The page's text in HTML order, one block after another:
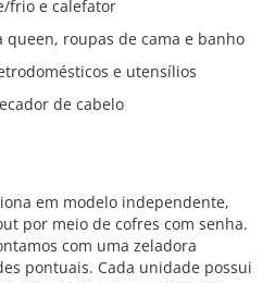
frio e calefator
queen, roupas de cama e banho
e utensílios
de cabelo
em modelo independente,
por meio de cofres com senha.
com uma zeladora
pontuais. Cada unidade possui